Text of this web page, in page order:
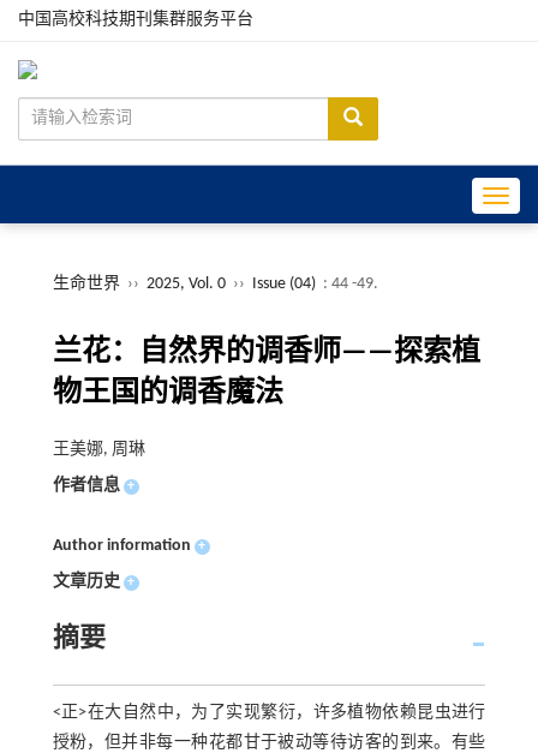
中国高校科技期刊集群服务平台
生命世界 ›› 2025, Vol. 0 ›› Issue (04) : 44 -49.
兰花：自然界的调香师——探索植
物王国的调香魔法
王美娜, 周琳
作者信息 +
Author information +
文章历史 +
摘要
<正>在大自然中，为了实现繁衍，许多植物依赖昆虫进行
授粉，但并非每一种花都甘于被动等待访客的到来。有些